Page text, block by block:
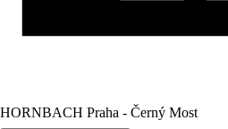
HORNBACH Praha - Černý Most